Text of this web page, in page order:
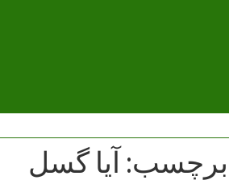
برچسب: آیا گسل